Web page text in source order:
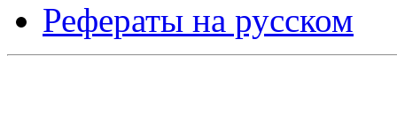
Рефераты на русском